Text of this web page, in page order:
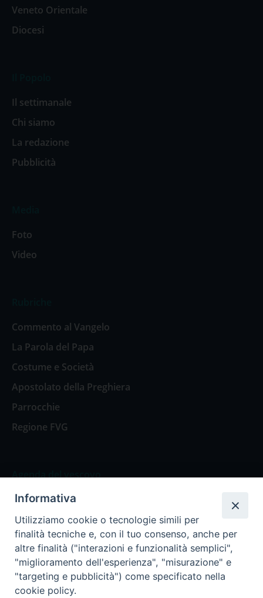
Veneto Orientale
Diocesi
Il settimanale
Chi siamo
La redazione
Pubblicità
Foto
Video
Commento al Vangelo
La Parola del Papa
Costume e Società
Apostolato della Preghiera
Parrocchie
Regione FVG
Agenda del vescovo
Agenda del vescovo
Privacy Policy Trasparenza
Informativa
Utilizziamo cookie o tecnologie simili per
finalità tecniche e, con il tuo consenso, anche per
altre finalità ("interazioni e funzionalità semplici",
"miglioramento dell'esperienza", "misurazione" e
"targeting e pubblicità") come specificato nella
cookie policy.